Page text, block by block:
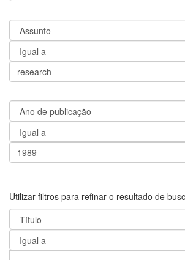
Utilizar filtros para refinar o resultado de